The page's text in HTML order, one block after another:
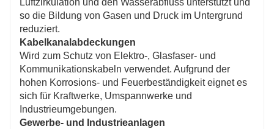
so die Bildung von Gasen und Druck im Untergrund
reduziert.
Kabelkanalabdeckungen
Wird zum Schutz von Elektro-, Glasfaser- und
Kommunikationskabeln verwendet. Aufgrund der
hohen Korrosions- und Feuerbeständigkeit eignet es
sich für Kraftwerke, Umspannwerke und
Industrieumgebungen.
Gewerbe- und Industrieanlagen